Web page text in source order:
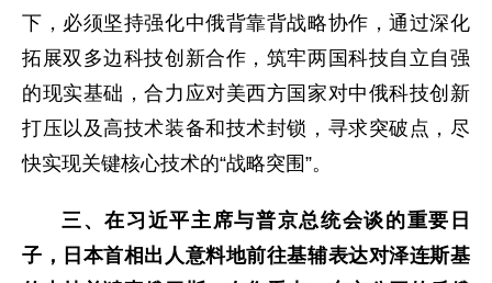
下，必须坚持强化中俄背靠背战略协作，通过深化
拓展双多边科技创新合作，筑牢两国科技自立自强
的现实基础，合力应对美西方国家对中俄科技创新
打压以及高技术装备和技术封锁，寻求突破点，尽
快实现关键核心技术的“战略突围”。
三、在习近平主席与普京总统会谈的重要日
子，日本首相出人意料地前往基辅表达对泽连斯基